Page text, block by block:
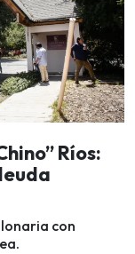
Ríos:
con